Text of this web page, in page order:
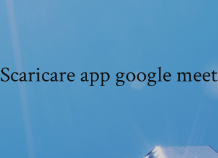
Scaricare app google meet